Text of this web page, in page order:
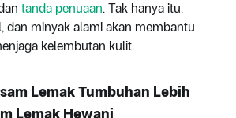
tanda penuaan. Tak hanya itu,
dan minyak alami akan membantu
kelembutan kulit.
Lemak Tumbuhan Lebih
Lemak Hewani